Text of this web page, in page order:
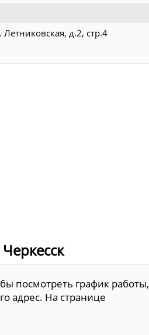
д.2, стр.4
посмотреть график работы,
адрес. На странице